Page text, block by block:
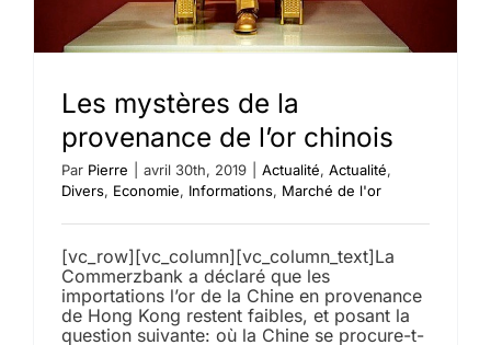
Les mystères de la
provenance de l’or chinois
Par Pierre avril 30th, 2019 Actualité, Actualité,
Divers, Economie, Informations, Marché de l'or
[vc_row][vc_column][vc_column_text]La
Commerzbank a déclaré que les
importations l’or de la Chine en provenance
de Hong Kong restent faibles, et posant la
question suivante: où la Chine se procure-t-